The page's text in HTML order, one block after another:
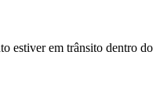
estiver em trânsito dentro do